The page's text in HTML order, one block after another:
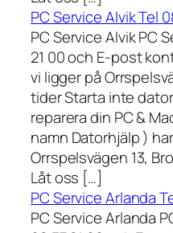
PC Service Alvik Tel
PC Service Alvik PC
21 00 och E-post
vi ligger på
tider Starta inte
reparera din PC &
namn Datorhjälp )
Orrspelsvägen 13,
Låt oss […]
PC Service Arlanda
PC Service Arlanda